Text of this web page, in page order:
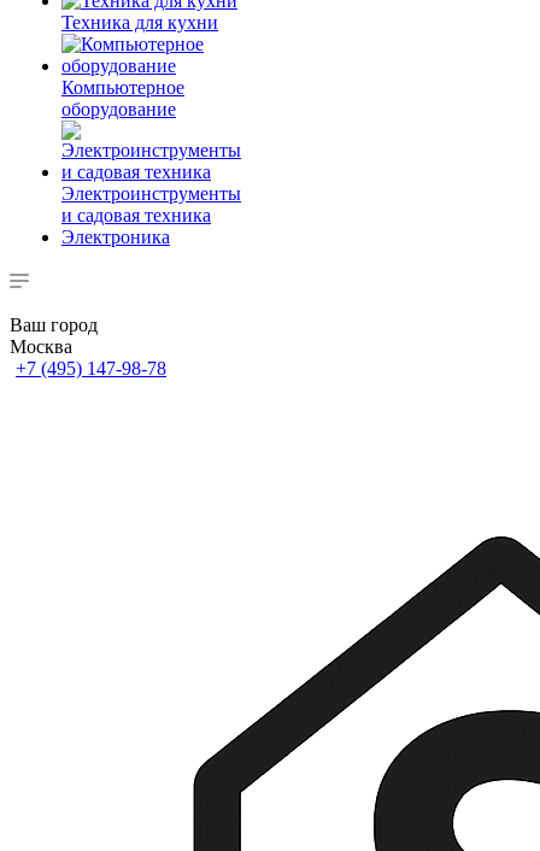
Техника для кухни
Компьютерное
оборудование
Электроинструменты
и садовая техника
Электроника
Ваш город
Москва
+7 (495) 147-98-78